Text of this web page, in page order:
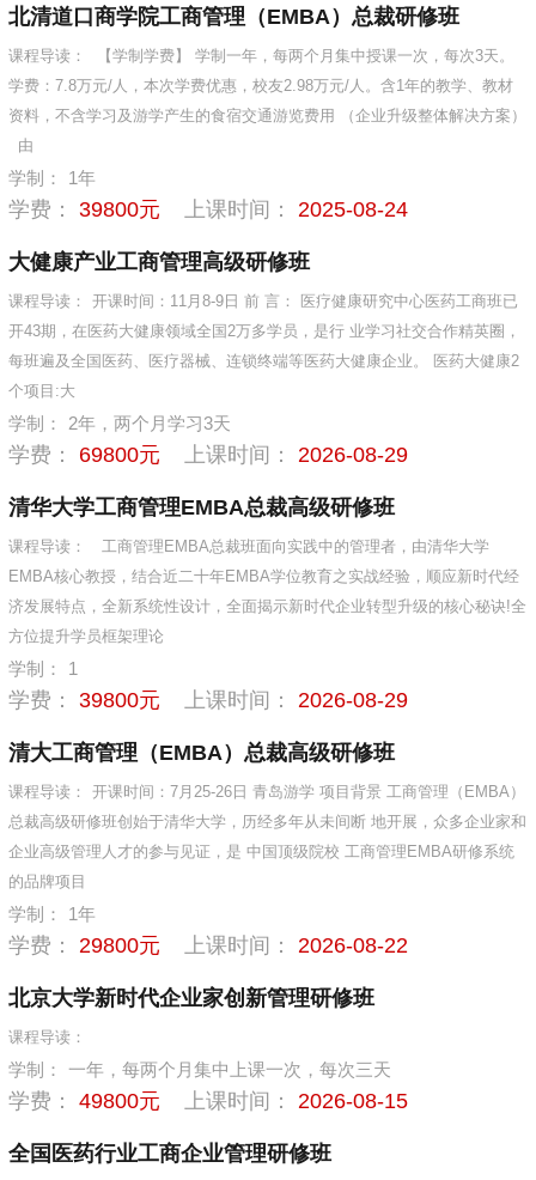
北清道口商学院工商管理（EMBA）总裁研修班
课程导读：
【学制学费】 学制一年，每两个月集中授课一次，每次3天。
学费：7.8万元/人，本次学费优惠，校友2.98万元/人。含1年的教学、教材
资料，不含学习及游学产生的食宿交通游览费用 （企业升级整体解决方案）
由
学制： 1年
学费： 39800元 上课时间： 2025-08-24
大健康产业工商管理高级研修班
课程导读：
开课时间：11月8-9日 前 言： 医疗健康研究中心医药工商班已
开43期，在医药大健康领域全国2万多学员，是行 业学习社交合作精英圈，
每班遍及全国医药、医疗器械、连锁终端等医药大健康企业。 医药大健康2
个项目:大
学制： 2年，两个月学习3天
学费： 69800元 上课时间： 2026-08-29
清华大学工商管理EMBA总裁高级研修班
课程导读：
工商管理EMBA总裁班面向实践中的管理者，由清华大学
EMBA核心教授，结合近二十年EMBA学位教育之实战经验，顺应新时代经
济发展特点，全新系统性设计，全面揭示新时代企业转型升级的核心秘诀!全
方位提升学员框架理论
学制： 1
学费： 39800元 上课时间： 2026-08-29
清大工商管理（EMBA）总裁高级研修班
课程导读：
开课时间：7月25-26日 青岛游学 项目背景 工商管理（EMBA）
总裁高级研修班创始于清华大学，历经多年从未间断 地开展，众多企业家和
企业高级管理人才的参与见证，是 中国顶级院校 工商管理EMBA研修系统
的品牌项目
学制： 1年
学费： 29800元 上课时间： 2026-08-22
北京大学新时代企业家创新管理研修班
课程导读：
学制： 一年，每两个月集中上课一次，每次三天
学费： 49800元 上课时间： 2026-08-15
全国医药行业工商企业管理研修班